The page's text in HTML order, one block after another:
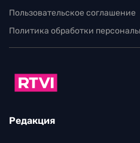
Пользовательское соглашение
Политика обработки
Редакция